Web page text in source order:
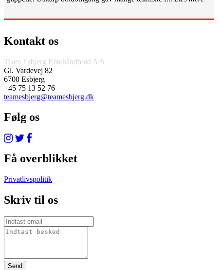
Kontakt os
Team Esbjerg Elitehåndbold A/S
Gl. Vardevej 82
6700 Esbjerg
+45 75 13 52 76
teamesbjerg@teamesbjerg.dk
Følg os
Få overblikket
Privatlivspolitik
Skriv til os